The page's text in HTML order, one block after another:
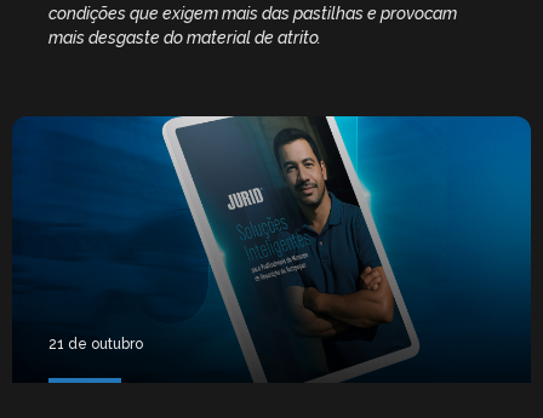
condições que exigem mais das pastilhas e provocam
mais desgaste do material de atrito.
21 de outubro